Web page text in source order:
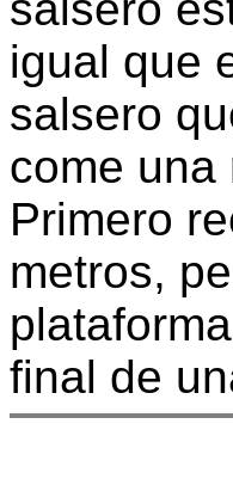
igual que
salsero
come una
Primero
metros,
final de